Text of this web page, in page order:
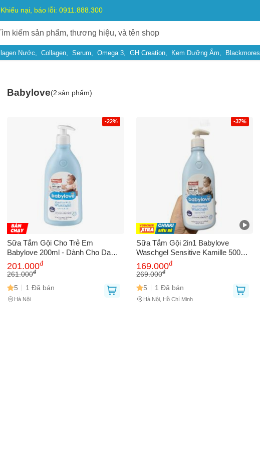
Khiếu nại, báo lỗi: 0911.888.300
Nước Collagen Serum Omega 3 GH Creation Kem Dưỡng Ẩm Blackmores
Babylove(2 sản phẩm)
-22%
Sữa Tắm Gội Cho Trẻ Em
Babylove 200ml - Dành Cho Da
Nhạy Cảm, Xuất Xứ Đức, Hương
Hoa Dịu Nhẹ, An Toàn Cho Bé
201.000đ
261.000đ
5 1 Đã bán
Hà Nội
-37%
Sữa Tắm Gội 2in1 Babylove
Waschgel Sensitive Kamille 500ml -
Dành cho Bé Da Nhạy Cảm, Dịu
Nhẹ, Không Cay Mắt
169.000đ
269.000đ
5 1 Đã bán
Hà Nội, Hồ Chí Minh
Sản phẩm
Hãy báo lỗi cho chúng tôi. Hoặc gọi cho chúng tôi qua số
Tên của bạn